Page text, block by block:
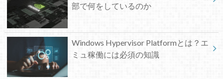
部で何をしているのか
Windows Hypervisor Platformとは？エ
ミュ稼働には必須の知識